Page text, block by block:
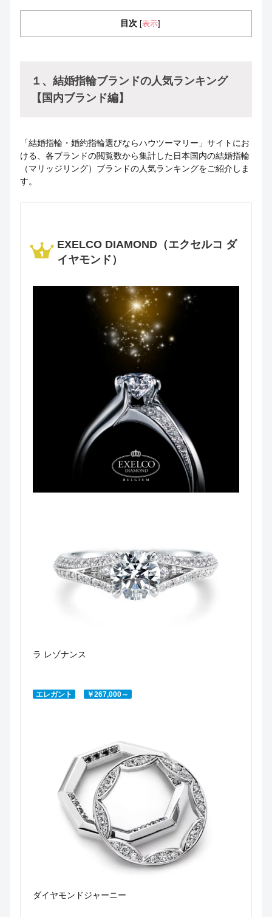
目次 表示
１、結婚指輪ブランドの人気ランキング
【国内ブランド編】
「結婚指輪・婚約指輪選びならハウツーマリー」サイトにお
ける、各ブランドの閲覧数から集計した日本国内の結婚指輪
（マリッジリング）ブランドの人気ランキングをご紹介しま
す。
EXELCO DIAMOND（エクセルコ ダ
イヤモンド）
ラ レゾナンス
エレガント ￥267,000～
ダイヤモンドジャーニー